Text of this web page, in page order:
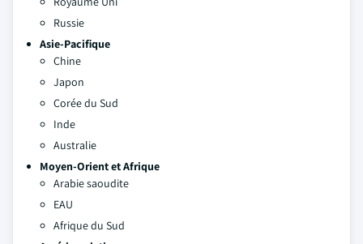
Russie
Asie-Pacifique
Chine
Japon
Corée du Sud
Inde
Australie
Moyen-Orient et Afrique
Arabie saoudite
EAU
Afrique du Sud